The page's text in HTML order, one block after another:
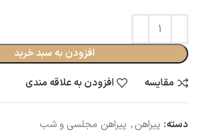
افزودن به سبد خرید
مقایسه
افزودن به علاقه مندی
دسته: پیراهن, پیراهن مجلسی و شب